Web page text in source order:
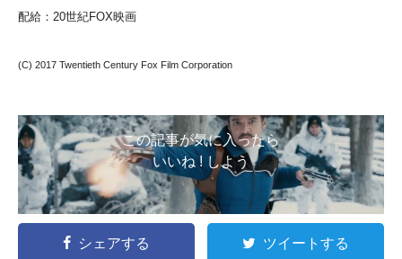
配給：20世紀FOX映画
(C) 2017 Twentieth Century Fox Film Corporation
この記事が気に入ったら
いいね ! しよう
シェアする ツイートする